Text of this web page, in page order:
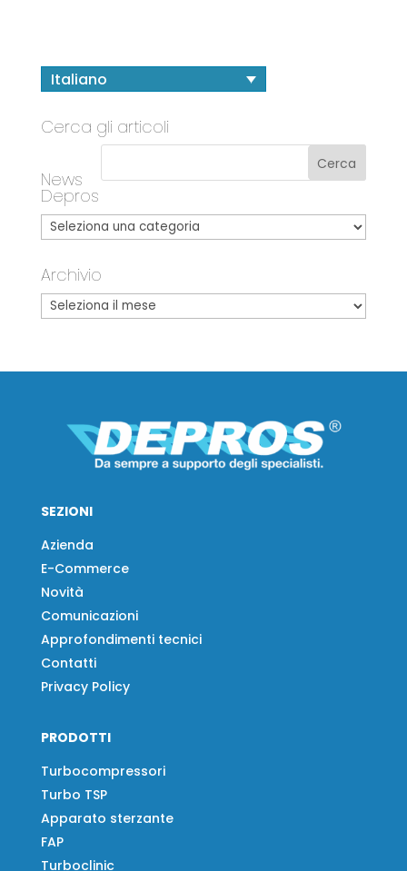
Italiano
Cerca gli articoli
News
Depros
Archivio
SEZIONI
Azienda
E-Commerce
Novità
Comunicazioni
Approfondimenti tecnici
Contatti
Privacy Policy
PRODOTTI
Turbocompressori
Turbo TSP
Apparato sterzante
FAP
Turboclinic